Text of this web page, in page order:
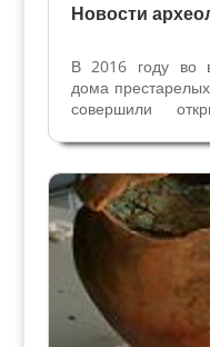
Новости
В 2016 году во
дома
совершили
фундаменты
Друза.
вилла,...
Клады и